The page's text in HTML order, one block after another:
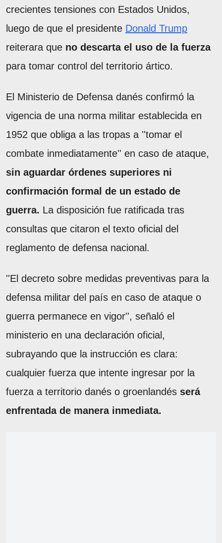
crecientes tensiones con Estados Unidos,
luego de que el presidente Donald Trump
reiterara que no descarta el uso de la fuerza
para tomar control del territorio ártico.
El Ministerio de Defensa danés confirmó la
vigencia de una norma militar establecida en
1952 que obliga a las tropas a ''tomar el
combate inmediatamente'' en caso de ataque,
sin aguardar órdenes superiores ni
confirmación formal de un estado de
guerra. La disposición fue ratificada tras
consultas que citaron el texto oficial del
reglamento de defensa nacional.
''El decreto sobre medidas preventivas para la
defensa militar del país en caso de ataque o
guerra permanece en vigor'', señaló el
ministerio en una declaración oficial,
subrayando que la instrucción es clara:
cualquier fuerza que intente ingresar por la
fuerza a territorio danés o groenlandés será
enfrentada de manera inmediata.